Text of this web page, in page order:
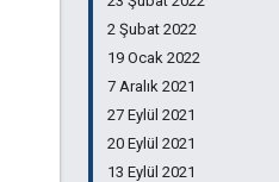
2 Şubat 2022
19 Ocak 2022
7 Aralık 2021
27 Eylül 2021
20 Eylül 2021
13 Eylül 2021